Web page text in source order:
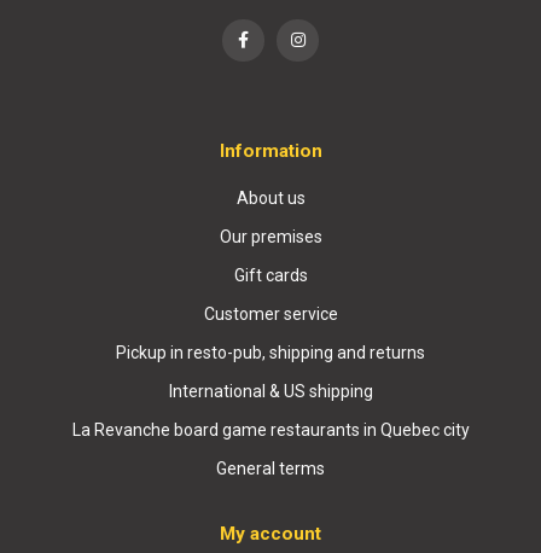
Information
About us
Our premises
Gift cards
Customer service
Pickup in resto-pub, shipping and returns
International & US shipping
La Revanche board game restaurants in Quebec city
General terms
My account